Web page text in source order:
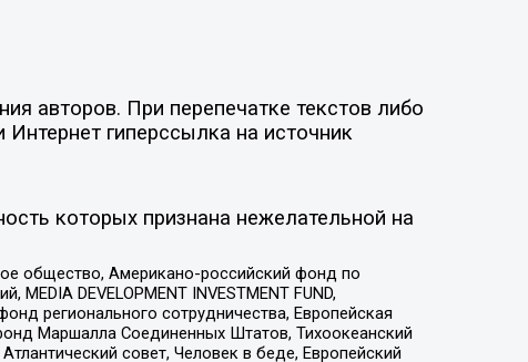
авторов. При перепечатке текстов либо
гиперссылка на источник
которых признана нежелательной на
общество, Американо-российский фонд по
DEVELOPMENT INVESTMENT FUND,
регионального сотрудничества, Европейская
Маршалла Соединенных Штатов, Тихоокеанский
совет, Человек в беде, Европейский